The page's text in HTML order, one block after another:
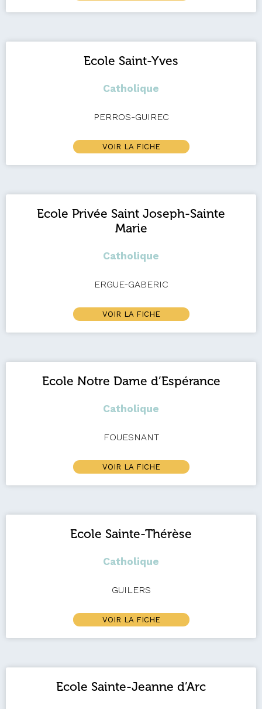
Ecole Saint-Yves
Catholique
PERROS-GUIREC
VOIR LA FICHE
Ecole Privée Saint Joseph-Sainte
Marie
Catholique
ERGUE-GABERIC
VOIR LA FICHE
Ecole Notre Dame d’Espérance
Catholique
FOUESNANT
VOIR LA FICHE
Ecole Sainte-Thérèse
Catholique
GUILERS
VOIR LA FICHE
Ecole Sainte-Jeanne d’Arc